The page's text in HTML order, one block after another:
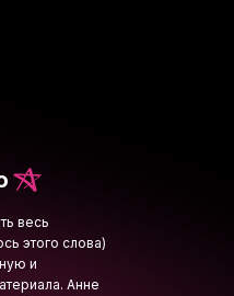
весь
этого слова)
и
Анне